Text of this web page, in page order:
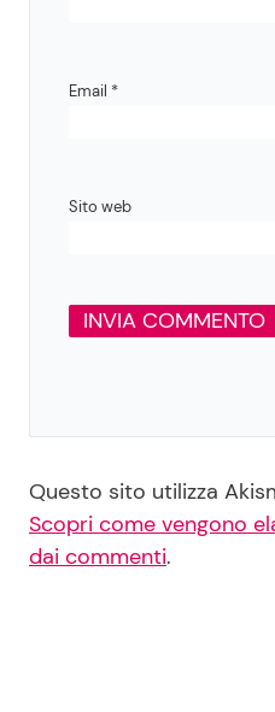
Email *
Sito web
Questo sito utilizza
Scopri come vengono
dai commenti.